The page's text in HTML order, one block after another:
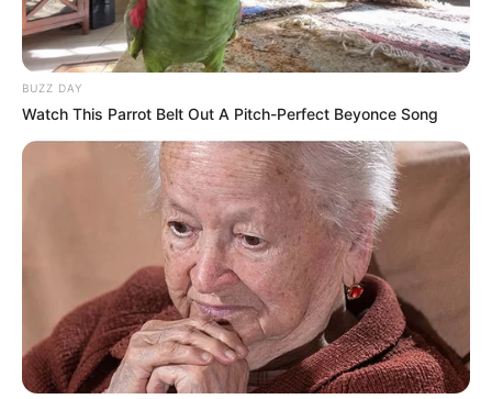
BUZZ DAY
Watch This Parrot Belt Out A Pitch-Perfect Beyonce Song